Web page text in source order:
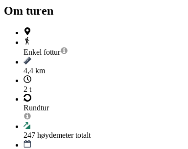
Om turen
Enkel fottur
4,4 km
2 t
Rundtur
247 høydemeter totalt